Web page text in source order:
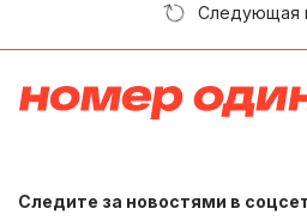
Следующая
Следите за новостями в